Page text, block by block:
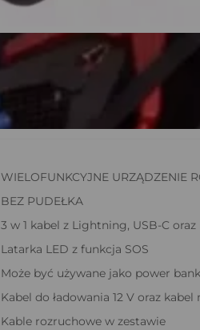
WIELOFUNKCYJNE URZĄDZENIE
BEZ PUDEŁKA
3 w 1 kabel z Lightning, USB-C
Latarka LED z funkcja SOS
Może być używane jako power bank
Kabel do ładowania 12 V oraz
Kable rozruchowe w zestawie